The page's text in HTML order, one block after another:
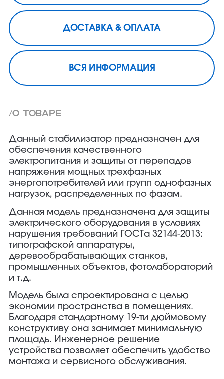
ДОСТАВКА & ОПЛАТА
ВСЯ ИНФОРМАЦИЯ
/О товаре
Данный стабилизатор предназначен для
обеспечения качественного
электропитания и защиты от перепадов
напряжения мощных трехфазных
энергопотребителей или групп однофазных
нагрузок, распределенных по фазам.
Данная модель предназначена для защиты
электрического оборудования в условиях
нарушения требований ГОСТа 32144-2013:
типографской аппаратуры,
деревообрабатывающих станков,
промышленных объектов, фотолабораторий
и т.д.
Модель была спроектирована с целью
экономии пространства в помещениях.
Благодаря стандартному 19-ти дюймовому
конструктиву она занимает минимальную
площадь. Инженерное решение
устройства позволяет обеспечить удобство
монтажа и сервисного обслуживания.